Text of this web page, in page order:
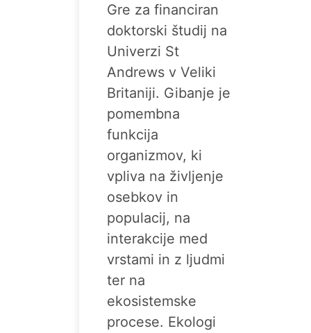
Gre za financiran
doktorski študij na
Univerzi St
Andrews v Veliki
Britaniji. Gibanje je
pomembna
funkcija
organizmov, ki
vpliva na življenje
osebkov in
populacij, na
interakcije med
vrstami in z ljudmi
ter na
ekosistemske
procese. Ekologi